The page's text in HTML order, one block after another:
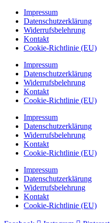
Impressum
Datenschutzerklärung
Widerrufsbelehrung
Kontakt
Cookie-Richtlinie (EU)
Impressum
Datenschutzerklärung
Widerrufsbelehrung
Kontakt
Cookie-Richtlinie (EU)
Impressum
Datenschutzerklärung
Widerrufsbelehrung
Kontakt
Cookie-Richtlinie (EU)
Impressum
Datenschutzerklärung
Widerrufsbelehrung
Kontakt
Cookie-Richtlinie (EU)